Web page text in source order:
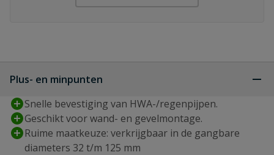
Plus- en minpunten
Snelle bevestiging van HWA-/regenpijpen.
Geschikt voor wand- en gevelmontage.
Ruime maatkeuze: verkrijgbaar in de gangbare
diameters 32 t/m 125 mm